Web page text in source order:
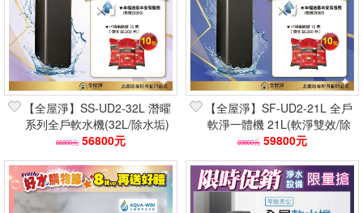
篩選
【全屋淨】SS-UD2-32L 潛曜
系列全戶軟水機(32L/除水垢)
含基本安裝+送10包鹽錠 軟水
器
66800元 56800元
【全屋淨】SF-UD2-21L 全戶
軟淨一體機 21L(軟淨雙效/除
氯水垢/含基本安裝/送鹽錠)
69800元 59800元